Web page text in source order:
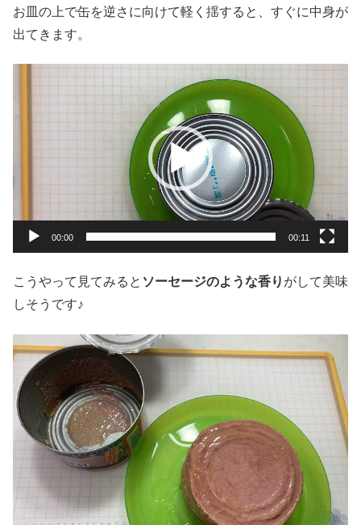
お皿の上で缶を逆さに向けて軽く揺すると、すぐに中身が
出てきます。
プ
ヤ
00:00 00:11
こうやって見てみると ソーセージのような香り がして美味
しそうです♪